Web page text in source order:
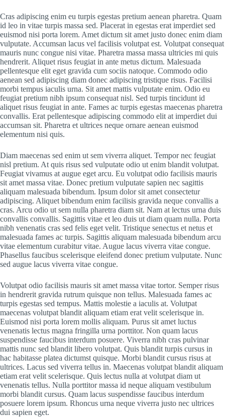
Cras adipiscing enim eu turpis egestas pretium aenean pharetra. Quam
id leo in vitae turpis massa sed. Placerat in egestas erat imperdiet sed
euismod nisi porta lorem. Amet dictum sit amet justo donec enim diam
vulputate. Accumsan lacus vel facilisis volutpat est. Volutpat consequat
mauris nunc congue nisi vitae. Pharetra massa massa ultricies mi quis
hendrerit. Aliquet risus feugiat in ante metus dictum. Malesuada
pellentesque elit eget gravida cum sociis natoque. Commodo odio
aenean sed adipiscing diam donec adipiscing tristique risus. Facilisi
morbi tempus iaculis urna. Sit amet mattis vulputate enim. Odio eu
feugiat pretium nibh ipsum consequat nisl. Sed turpis tincidunt id
aliquet risus feugiat in ante. Fames ac turpis egestas maecenas pharetra
convallis. Erat pellentesque adipiscing commodo elit at imperdiet dui
accumsan sit. Pharetra et ultrices neque ornare aenean euismod
elementum nisi quis.
Diam maecenas sed enim ut sem viverra aliquet. Tempor nec feugiat
nisl pretium. At quis risus sed vulputate odio ut enim blandit volutpat.
Feugiat vivamus at augue eget arcu. Eu volutpat odio facilisis mauris
sit amet massa vitae. Donec pretium vulputate sapien nec sagittis
aliquam malesuada bibendum. Ipsum dolor sit amet consectetur
adipiscing. Aliquet bibendum enim facilisis gravida neque convallis a
cras. Arcu odio ut sem nulla pharetra diam sit. Nam at lectus urna duis
convallis convallis. Sagittis vitae et leo duis ut diam quam nulla. Porta
nibh venenatis cras sed felis eget velit. Tristique senectus et netus et
malesuada fames ac turpis. Sagittis aliquam malesuada bibendum arcu
vitae elementum curabitur vitae. Augue lacus viverra vitae congue.
Phasellus faucibus scelerisque eleifend donec pretium vulputate. Nunc
sed augue lacus viverra vitae congue.
Volutpat odio facilisis mauris sit amet massa vitae tortor. Semper risus
in hendrerit gravida rutrum quisque non tellus. Malesuada fames ac
turpis egestas sed tempus. Mattis molestie a iaculis at. Volutpat
maecenas volutpat blandit aliquam etiam erat velit scelerisque in.
Euismod nisi porta lorem mollis aliquam. Purus sit amet luctus
venenatis lectus magna fringilla urna porttitor. Non quam lacus
suspendisse faucibus interdum posuere. Viverra nibh cras pulvinar
mattis nunc sed blandit libero volutpat. Quis blandit turpis cursus in
hac habitasse platea dictumst quisque. Morbi blandit cursus risus at
ultrices. Lacus sed viverra tellus in. Maecenas volutpat blandit aliquam
etiam erat velit scelerisque. Quis lectus nulla at volutpat diam ut
venenatis tellus. Nulla porttitor massa id neque aliquam vestibulum
morbi blandit cursus. Quam lacus suspendisse faucibus interdum
posuere lorem ipsum. Rhoncus urna neque viverra justo nec ultrices
dui sapien eget.